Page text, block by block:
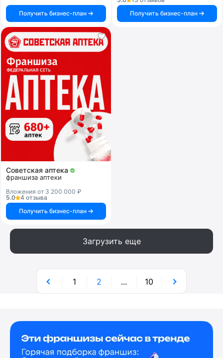
Получить бизнес-план
Получить бизнес-план
Советская аптека
франшиза аптеки
Вложения от 3 200 000 ₽
5.0
4 отзыва
Получить бизнес-план
Загрузить еще
1 2 ... 10